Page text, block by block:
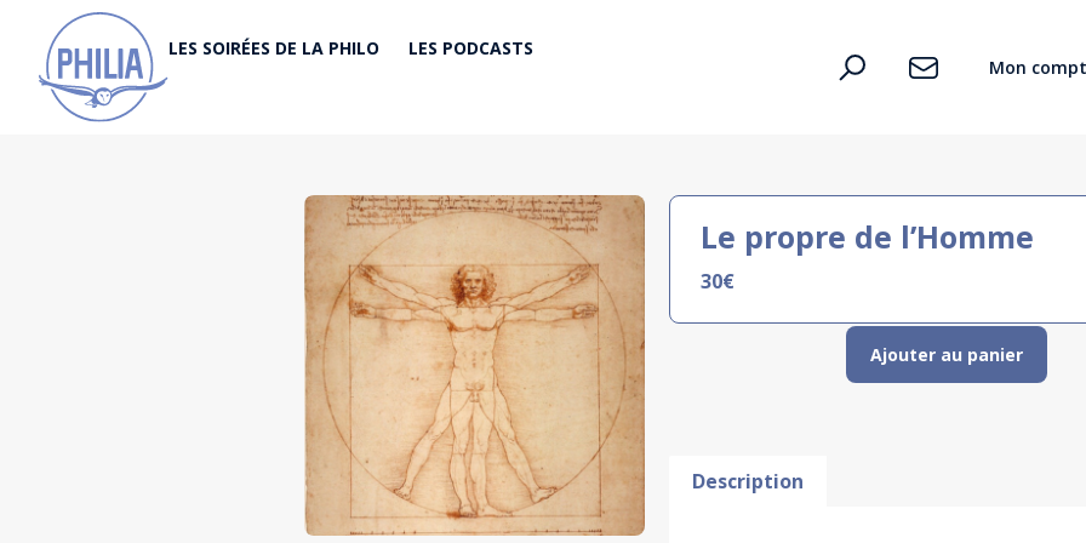
LES SOIRÉES DE LA PHILO
LES PODCASTS
Mon
Philia Bruxelles Rejoignez Philia Bruxelles ! Facebook Youtube
Instagram Les Soirées de la Philo se déroulent à Bruxelles
selon un calendrier défini en début d’année. Les rencontres
s’articulent autour de la projection des Soirées de la Philo
Le propre de l’Homme
30€
Ajouter au panier
Description